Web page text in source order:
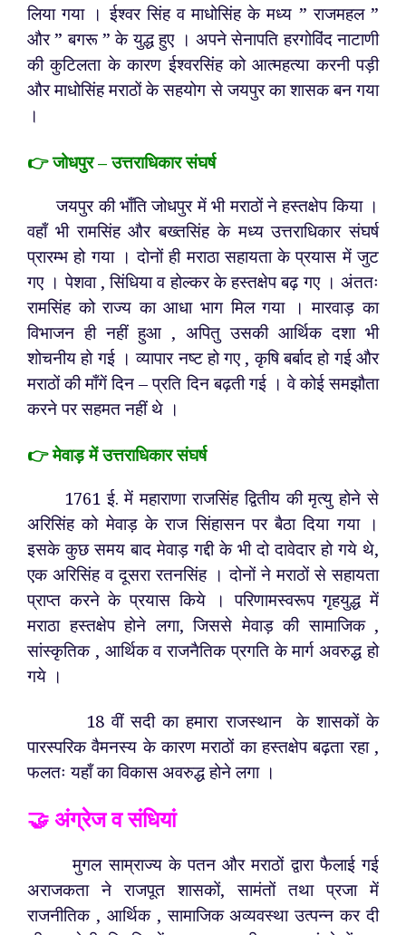
लिया गया । ईश्वर सिंह व माधोसिंह के मध्य ” राजमहल ”
और ” बगरू ” के युद्ध हुए । अपने सेनापति हरगोविंद नाटाणी
की कुटिलता के कारण ईश्वरसिंह को आत्महत्या करनी पड़ी
और माधोसिंह मराठों के सहयोग से जयपुर का शासक बन गया
।
👉 जोधपुर – उत्तराधिकार संघर्ष
जयपुर की भाँति जोधपुर में भी मराठों ने हस्तक्षेप किया ।
वहाँ भी रामसिंह और बख्तसिंह के मध्य उत्तराधिकार संघर्ष
प्रारम्भ हो गया । दोनों ही मराठा सहायता के प्रयास में जुट
गए । पेशवा , सिंधिया व होल्कर के हस्तक्षेप बढ़ गए । अंततः
रामसिंह को राज्य का आधा भाग मिल गया । मारवाड़ का
विभाजन ही नहीं हुआ , अपितु उसकी आर्थिक दशा भी
शोचनीय हो गई । व्यापार नष्ट हो गए , कृषि बर्बाद हो गई और
मराठों की माँगें दिन – प्रति दिन बढ़ती गई । वे कोई समझौता
करने पर सहमत नहीं थे ।
👉 मेवाड़ में उत्तराधिकार संघर्ष
1761 ई. में महाराणा राजसिंह द्वितीय की मृत्यु होने से
अरिसिंह को मेवाड़ के राज सिंहासन पर बैठा दिया गया ।
इसके कुछ समय बाद मेवाड़ गद्दी के भी दो दावेदार हो गये थे,
एक अरिसिंह व दूसरा रतनसिंह । दोनों ने मराठों से सहायता
प्राप्त करने के प्रयास किये । परिणामस्वरूप गृहयुद्ध में
मराठा हस्तक्षेप होने लगा, जिससे मेवाड़ की सामाजिक ,
सांस्कृतिक , आर्थिक व राजनैतिक प्रगति के मार्ग अवरुद्ध हो
गये ।
18 वीं सदी का हमारा राजस्थान के शासकों के
पारस्परिक वैमनस्य के कारण मराठों का हस्तक्षेप बढ़ता रहा ,
फलतः यहाँ का विकास अवरुद्ध होने लगा ।
🤝 अंग्रेज व संधियां
मुगल साम्राज्य के पतन और मराठों द्वारा फैलाई गई
अराजकता ने राजपूत शासकों, सामंतों तथा प्रजा में
राजनीतिक , आर्थिक , सामाजिक अव्यवस्था उत्पन्न कर दी